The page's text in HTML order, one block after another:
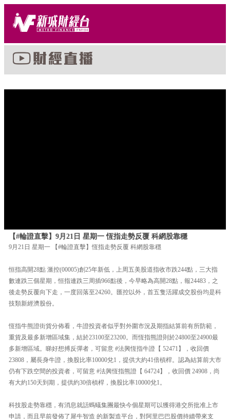
【#輪證直擊】9月21日 星期一 恆指走勢反覆 科網股靠穩
9月21日 星期一 【#輪證直擊】恆指走勢反覆 科網股靠穩
恒指高開28點 滙控(00005)創25年新低，上周五美股道指收市跌244點，三大指
數連跌三個星期，恒指連跌三周插966點後，今早略為高開28點，報24483，之
後走勢反覆向下走，一度回落至24260。匯控以外，首五隻活躍成交股份均是科
技類新經濟股份。
恆指牛熊證街貨分佈看，牛證投資者似乎對外圍市況及期指結算前有所防範，
重貨及最多新增區域集，結於23100至23200。而恆指熊證則於24800至24900最
多新增區域。睇好想搏反彈者，可留意 #法興恆指牛證【 52471】，收回價
23808，屬長身牛證，換股比率10000兌1，提供大約41倍槓桿。認為結算前大市
仍有下跌空間的投資者，可留意 #法興恆指熊證【 64724】，收回價 24908，尚
有大約150天到期，提供約30倍槓桿，換股比率10000兌1。
科技股走勢靠穩，有消息就話螞蟻集團最快今個星期可以獲得港交所批准上市
申請，而且早前發佈了犀牛智造 的新製造平台，對阿里巴巴股價持續帶來支